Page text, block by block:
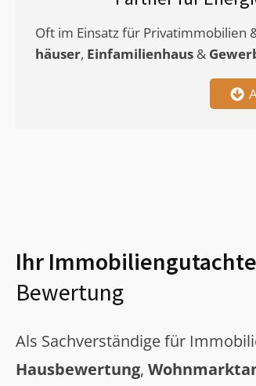
Oft im Einsatz für Privatimmobilien
häuser, Einfamilienhaus &
Ihr
Bewertung
Als Sachverständige für
Hausbewertung,